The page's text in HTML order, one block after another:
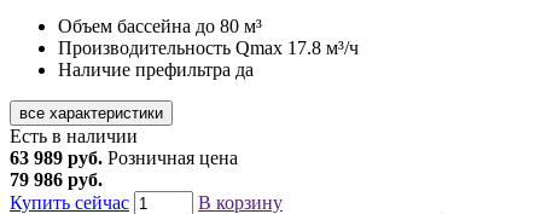
Объем бассейна до 80 м³
Производительность Qmax 17.8 м³/ч
Наличие префильтра да
все характеристики
Есть в наличии
63 989 руб. Розничная цена
79 986 руб.
Купить сейчас
В корзину